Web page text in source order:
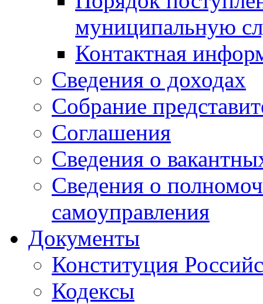
муниципальную
Контактная
Сведения о доходах
Собрание
Соглашения
Сведения о
Сведения о
самоуправления
Документы
Конституция
Кодексы